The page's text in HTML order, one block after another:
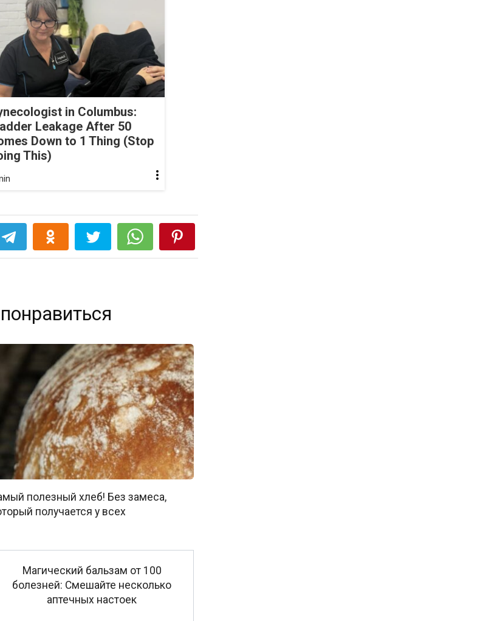
in Columbus:
Leakage After 50
Down to 1 Thing (Stop
This)
полезный хлеб! Без замеса,
получается у всех
Магический бальзам от 100
болезней: Смешайте несколько
аптечных настоек